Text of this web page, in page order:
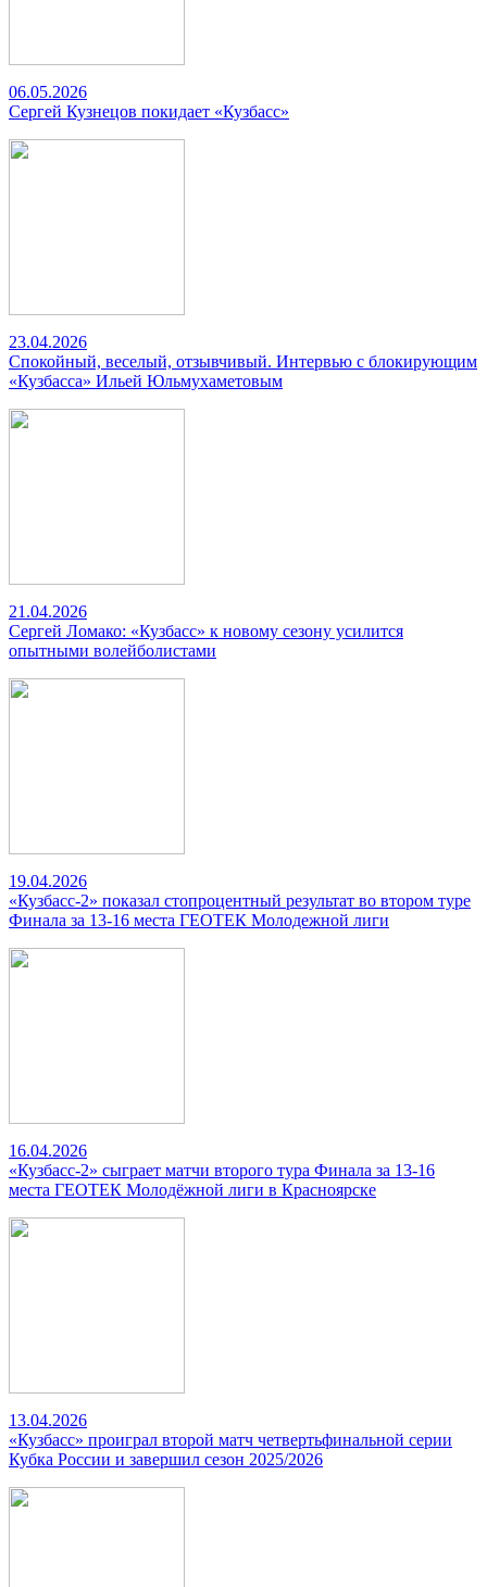
06.05.2026
Сергей Кузнецов покидает «Кузбасс»
23.04.2026
Спокойный, веселый, отзывчивый. Интервью с блокирующим
«Кузбасса» Ильей Юльмухаметовым
21.04.2026
Сергей Ломако: «Кузбасс» к новому сезону усилится
опытными волейболистами
19.04.2026
«Кузбасс-2» показал стопроцентный результат во втором туре
Финала за 13-16 места ГЕОТЕК Молодежной лиги
16.04.2026
«Кузбасс-2» сыграет матчи второго тура Финала за 13-16
места ГЕОТЕК Молодёжной лиги в Красноярске
13.04.2026
«Кузбасс» проиграл второй матч четвертьфинальной серии
Кубка России и завершил сезон 2025/2026